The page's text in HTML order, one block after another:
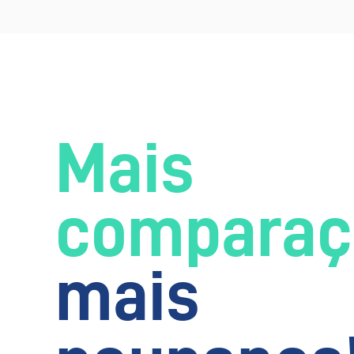
Mais
mais